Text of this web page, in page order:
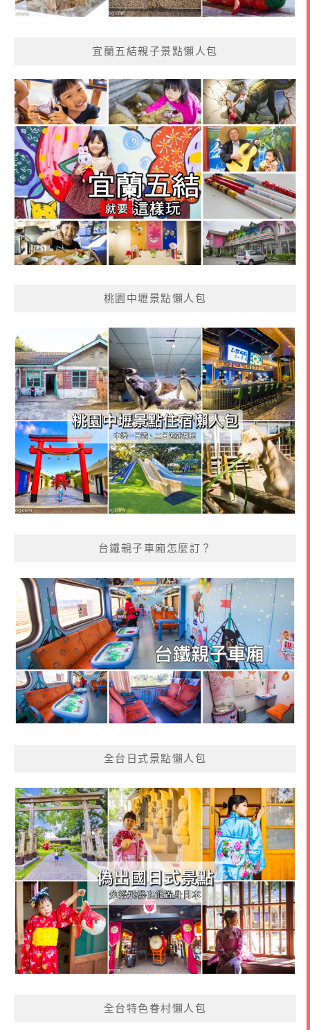
宜蘭五結親子景點懶人包
桃園中壢景點懶人包
台鐵親子車廂怎麼訂？
全台日式景點懶人包
全台特色眷村懶人包